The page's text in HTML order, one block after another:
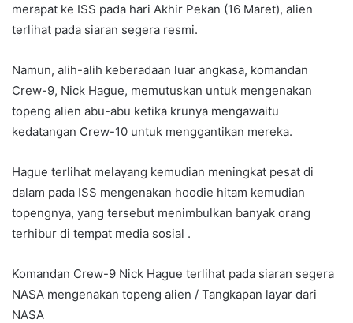
merapat ke ISS pada hari Akhir Pekan (16 Maret), alien
terlihat pada siaran segera resmi.
Namun, alih-alih keberadaan luar angkasa, komandan
Crew-9, Nick Hague, memutuskan untuk mengenakan
topeng alien abu-abu ketika krunya mengawaitu
kedatangan Crew-10 untuk menggantikan mereka.
Hague terlihat melayang kemudian meningkat pesat di
dalam pada ISS mengenakan hoodie hitam kemudian
topengnya, yang tersebut menimbulkan banyak orang
terhibur di tempat media sosial .
Komandan Crew-9 Nick Hague terlihat pada siaran segera
NASA mengenakan topeng alien / Tangkapan layar dari
NASA